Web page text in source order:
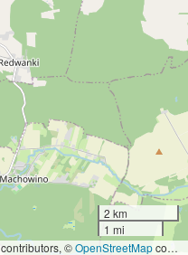
2 km
1 mi
contributors, ©OpenStreetMapcontributors